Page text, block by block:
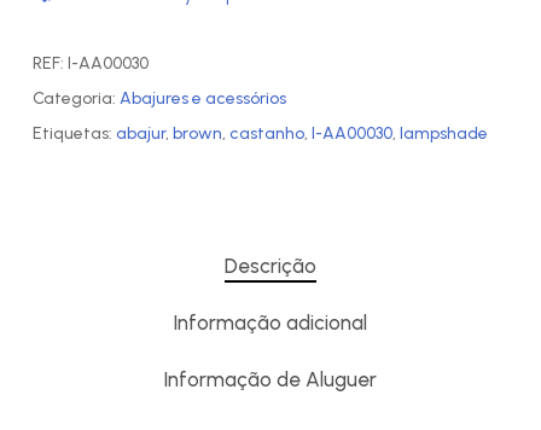
REF: I-AA00030
Categoria: Abajures e acessórios
Etiquetas: abajur, brown, castanho, I-AA00030, lampshade
Descrição
Informação adicional
Informação de Aluguer